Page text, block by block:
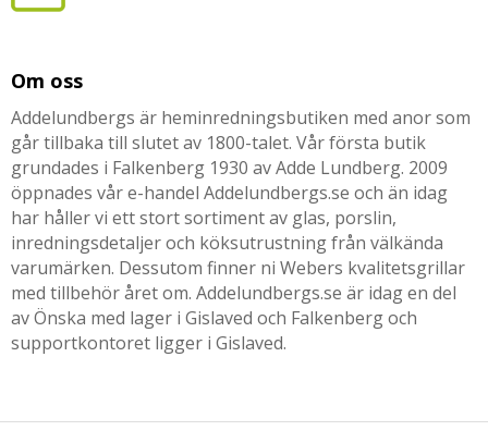
Om oss
Addelundbergs är heminredningsbutiken med anor som
går tillbaka till slutet av 1800-talet. Vår första butik
grundades i Falkenberg 1930 av Adde Lundberg. 2009
öppnades vår e-handel Addelundbergs.se och än idag
har håller vi ett stort sortiment av glas, porslin,
inredningsdetaljer och köksutrustning från välkända
varumärken. Dessutom finner ni Webers kvalitetsgrillar
med tillbehör året om. Addelundbergs.se är idag en del
av Önska med lager i Gislaved och Falkenberg och
supportkontoret ligger i Gislaved.